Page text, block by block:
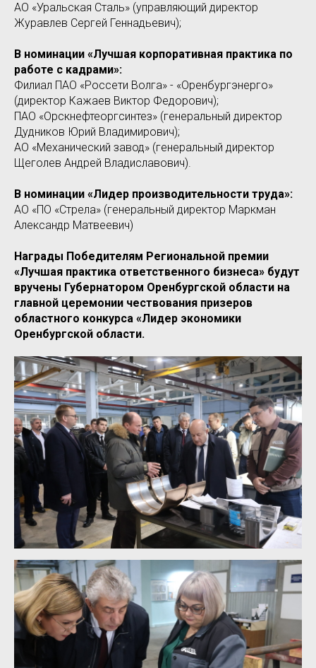
АО «Уральская Сталь» (управляющий директор
Журавлев Сергей Геннадьевич);
В номинации «Лучшая корпоративная практика по
работе с кадрами»:
Филиал ПАО «Россети Волга» - «Оренбургэнерго»
(директор Кажаев Виктор Федорович);
ПАО «Орскнефтеоргсинтез» (генеральный директор
Дудников Юрий Владимирович);
АО «Механический завод» (генеральный директор
Щеголев Андрей Владиславович).
В номинации «Лидер производительности труда»:
АО «ПО «Стрела» (генеральный директор Маркман
Александр Матвеевич)
Награды Победителям Региональной премии
«Лучшая практика ответственного бизнеса» будут
вручены Губернатором Оренбургской области на
главной церемонии чествования призеров
областного конкурса «Лидер экономики
Оренбургской области.